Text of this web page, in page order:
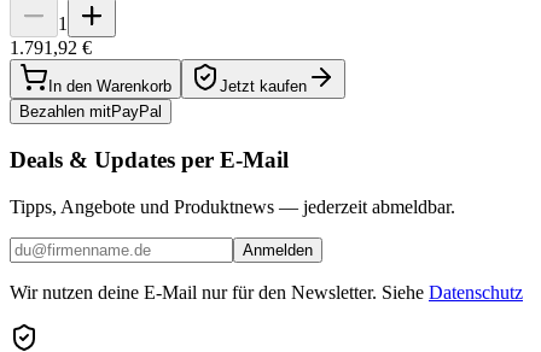
1
1.791,92 €
In den Warenkorb
Jetzt kaufen
Bezahlen mitPayPal
Deals & Updates per E-Mail
Tipps, Angebote und Produktnews — jederzeit abmeldbar.
Anmelden
Wir nutzen deine E-Mail nur für den Newsletter. Siehe Datenschutz